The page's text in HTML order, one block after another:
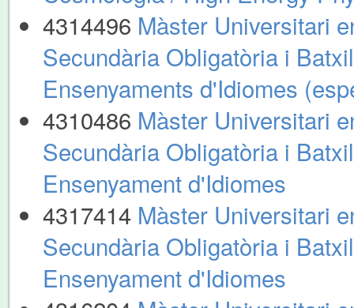
4314496 Màster Universitari
Secundària Obligatòria i
Ensenyaments d'Idiomes
4310486 Màster Universitari
Secundària Obligatòria i
Ensenyament d'Idiomes
4317414 Màster Universitari
Secundària Obligatòria i
Ensenyament d'Idiomes